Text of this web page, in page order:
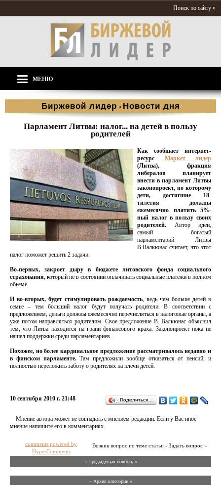
Поиск по сайту »
МЕНЮ
Биржевой лидер » Новости дня
Парламент Литвы: налог... на детей в пользу
родителей
Как сообщает интернет-
ресурс Маркет лидер
(Литва), фракция
либералов планирует
внести в парламент Литвы
законопроект, по которому
дети, достигшие 18-
тилетия должны
ежемесячно платить 5%-
ный налог в пользу своих
родителей. Автор идеи,
самый богатый
парламентарий Литвы
В.Валкюнас считает, что этот
налог поможет решить 2 задачи.
Во-первых, закроет дыру в бюджете литовского фонда социального
страхования, который не в состоянии оплачивать социальные платежи в полном
обьеме.
И во-вторых, будет стимулировать рoждаемость, ведь чем больше детей в
семье – тем больший налог будут получать родители. В соответствии с
предложением, деньги должны ежемесячно перечисляться в налоговые органы, а
уже потом направляться родителям. Свое предложение В. Валкюнас обьяснил
тем, что Литва находится на грани финансового краха. Законопроект пока не
нашел поддержки среди парламентариев.
Похожее, но более кардинальное предложение рассматривалось недавно и
в финском парламенте.Там предложили вообще отказаться от пенсий, и
полностью переложить заботу о родителях на плечи детей.
10 сентября 2010 г. 21:48 Поделиться…
Мнение автора может не совпадать с мнением редакции. Если у Вас иное
мнение напишите его в комментариях.
Возник вопрос по теме статьи - Задать вопрос »
comments powered by
HyperComments
« Предыдущая новость «
» Архив категории «